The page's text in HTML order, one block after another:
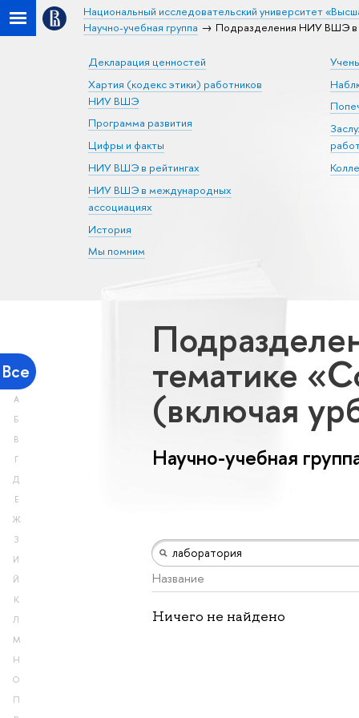
Национальный исследовательский университет
Научно-учебная группа
Подразделения НИУ ВШЭ в
Декларация ценностей
Хартия (кодекс этики) работников
НИУ ВШЭ
Программа развития
Цифры и факты
НИУ ВШЭ в рейтингах
НИУ ВШЭ в международных
ассоциациях
История
Мы помним
Все
А
Б
В
Г
Д
Е
Ж
З
И
Й
К
Л
М
Н
О
П
тематике
(включая
Научно-учебная
Название
Ничего не найдено